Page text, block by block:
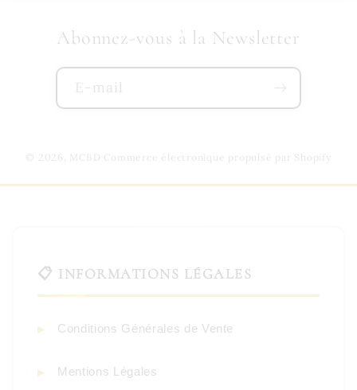
Abonnez-vous à la Newsletter
E-mail
© 2026, MCBD Commerce électronique propulsé par Shopify
📋 INFORMATIONS LÉGALES
Conditions Générales de Vente
Mentions Légales